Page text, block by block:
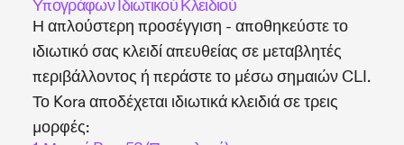
Υπογράφων Ιδιωτικού Κλειδιού
Η απλούστερη προσέγγιση - αποθηκεύστε το
ιδιωτικό σας κλειδί απευθείας σε μεταβλητές
περιβάλλοντος ή περάστε το μέσω σημαιών CLI.
Το Kora αποδέχεται ιδιωτικά κλειδιά σε τρεις
μορφές: